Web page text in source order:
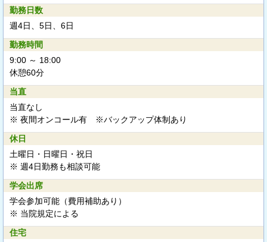
勤務日数
週4日、5日、6日
勤務時間
9:00 ～ 18:00
休憩60分
当直
当直なし
※ 夜間オンコール有 ※バックアップ体制あり
休日
土曜日・日曜日・祝日
※ 週4日勤務も相談可能
学会出席
学会参加可能（費用補助あり）
※ 当院規定による
住宅